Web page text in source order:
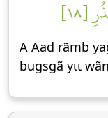
A Aad rãmb
bugsgã yɩɩ